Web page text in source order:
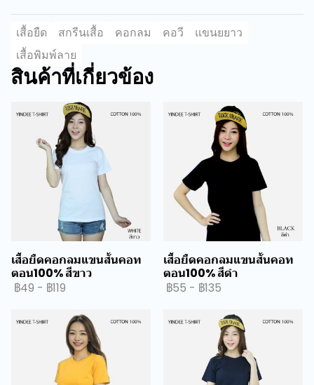
เสื้อยืด สกรีนเสื้อ คอกลม คอวี
แขนยยาว
เสื้อพิมพ์ลาย
สินค้าที่เกี่ยวข้อง
เสื้อยืดคอกลมแขนสั้นคอท
ตอน100% สีขาว
฿49 - ฿119
เสื้อยืดคอกลมแขนสั้นคอท
ตอน100% สีดำ
฿55 - ฿135